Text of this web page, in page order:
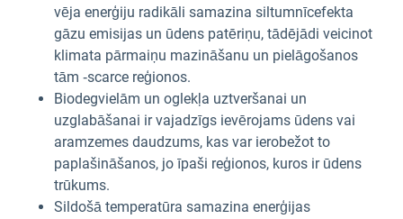
vēja enerģiju radikāli samazina siltumnīcefekta
gāzu emisijas un ūdens patēriņu, tādējādi veicinot
klimata pārmaiņu mazināšanu un pielāgošanos
tām ‑scarce reģionos.
Biodegvielām un oglekļa uztveršanai un
uzglabāšanai ir vajadzīgs ievērojams ūdens vai
aramzemes daudzums, kas var ierobežot to
paplašināšanos, jo īpaši reģionos, kuros ir ūdens
trūkums.
Sildošā temperatūra samazina enerģijas